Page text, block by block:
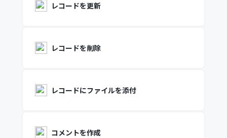
レコードを更新
レコードを削除
レコードにファイルを添付
コメントを作成